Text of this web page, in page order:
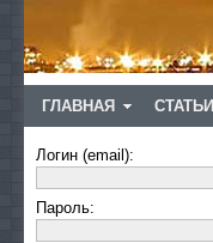
ГЛАВНАЯ СТАТЬИ
Логин (email):
Пароль: